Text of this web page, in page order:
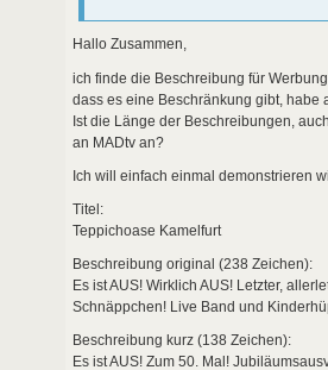
Hallo Zusammen,
ich finde die Beschreibung für
dass es eine Beschränkung gibt, habe
Ist die Länge der Beschreibungen,
an MADtv an?
Ich will einfach einmal demonstrieren
Titel:
Teppichoase Kamelfurt
Beschreibung original (238 Zeichen):
Es ist AUS! Wirklich AUS! Letzter,
Schnäppchen! Live Band und
Beschreibung kurz (138 Zeichen):
Es ist AUS! Zum 50. Mal!